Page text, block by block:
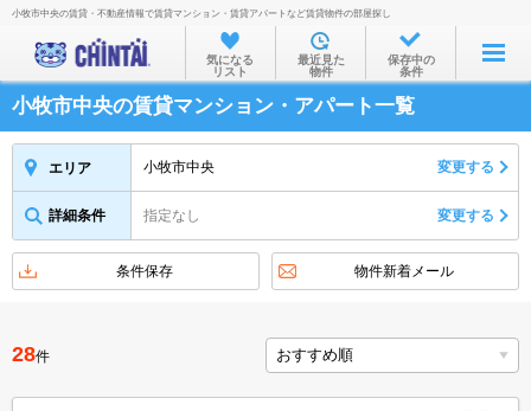
お部屋を探す
沿線・駅から
住所から
物件特集から
不動産会社から
TOP
小牧市中央の賃貸・不動産情報で賃貸マンション・賃貸アパートなど賃貸物件の部屋探し
気になる
リスト
最近見た
物件
保存中の
条件
小牧市中央の賃貸マンション・アパート一覧
エリア 小牧市中央 変更する
詳細条件 指定なし 変更する
条件保存 物件新着メール
28件